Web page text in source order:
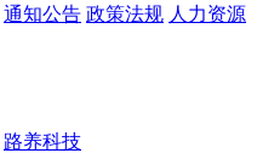
通知公告 政策法规 人力资源
路养科技